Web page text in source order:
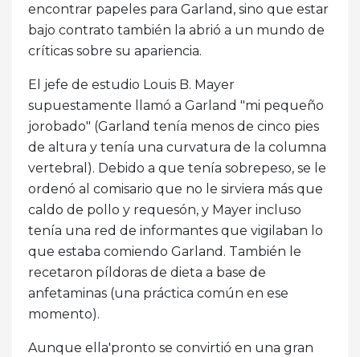
encontrar papeles para Garland, sino que estar
bajo contrato también la abrió a un mundo de
críticas sobre su apariencia.
El jefe de estudio Louis B. Mayer
supuestamente llamó a Garland "mi pequeño
jorobado" (Garland tenía menos de cinco pies
de altura y tenía una curvatura de la columna
vertebral). Debido a que tenía sobrepeso, se le
ordenó al comisario que no le sirviera más que
caldo de pollo y requesón, y Mayer incluso
tenía una red de informantes que vigilaban lo
que estaba comiendo Garland. También le
recetaron píldoras de dieta a base de
anfetaminas (una práctica común en ese
momento).
Aunque ella'pronto se convirtió en una gran